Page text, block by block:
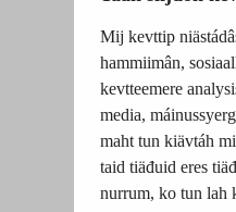
Mij kevttip
hammiimân,
kevtteemere
media,
maht tun kiävtáh
taid tiäđuid eres
nurrum, ko tun lah